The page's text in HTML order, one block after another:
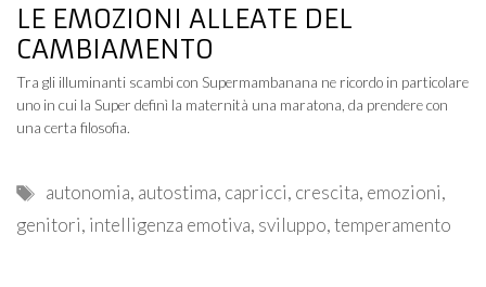
LE EMOZIONI ALLEATE DEL
CAMBIAMENTO
Tra gli illuminanti scambi con Supermambanana ne ricordo in particolare
uno in cui la Super definì la maternità una maratona, da prendere con
una certa filosofia.
Tags
autonomia, autostima, capricci, crescita, emozioni,
genitori, intelligenza emotiva, sviluppo,temperamento